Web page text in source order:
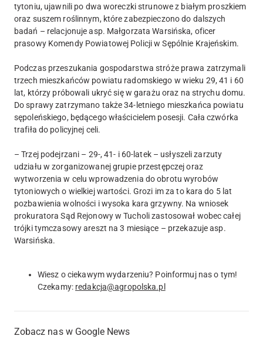
tytoniu, ujawnili po dwa woreczki strunowe z białym proszkiem
oraz suszem roślinnym, które zabezpieczono do dalszych
badań – relacjonuje asp. Małgorzata Warsińska, oficer
prasowy Komendy Powiatowej Policji w Sępólnie Krajeńskim.
Podczas przeszukania gospodarstwa stróże prawa zatrzymali
trzech mieszkańców powiatu radomskiego w wieku 29, 41 i 60
lat, którzy próbowali ukryć się w garażu oraz na strychu domu.
Do sprawy zatrzymano także 34-letniego mieszkańca powiatu
sępoleńskiego, będącego właścicielem posesji. Cała czwórka
trafiła do policyjnej celi.
– Trzej podejrzani – 29-, 41- i 60-latek – usłyszeli zarzuty
udziału w zorganizowanej grupie przestępczej oraz
wytworzenia w celu wprowadzenia do obrotu wyrobów
tytoniowych o wielkiej wartości. Grozi im za to kara do 5 lat
pozbawienia wolności i wysoka kara grzywny. Na wniosek
prokuratora Sąd Rejonowy w Tucholi zastosował wobec całej
trójki tymczasowy areszt na 3 miesiące – przekazuje asp.
Warsińska.
Wiesz o ciekawym wydarzeniu? Poinformuj nas o tym!
Czekamy: redakcja@agropolska.pl
Zobacz nas w Google News